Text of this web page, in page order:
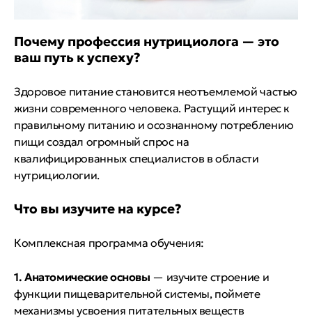
Почему профессия нутрициолога — это
ваш путь к успеху?
Здоровое питание становится неотъемлемой частью
жизни современного человека. Растущий интерес к
правильному питанию и осознанному потреблению
пищи создал огромный спрос на
квалифицированных специалистов в области
нутрициологии.
Что вы изучите на курсе?
Комплексная программа обучения:
1. Анатомические основы — изучите строение и
функции пищеварительной системы, поймете
механизмы усвоения питательных веществ